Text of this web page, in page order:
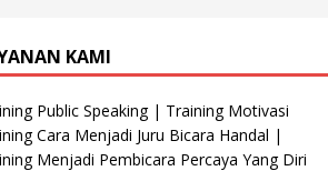
KAMI
Public Speaking | Training Motivasi
Cara Menjadi Juru Bicara Handal |
Menjadi Pembicara Percaya Yang Diri